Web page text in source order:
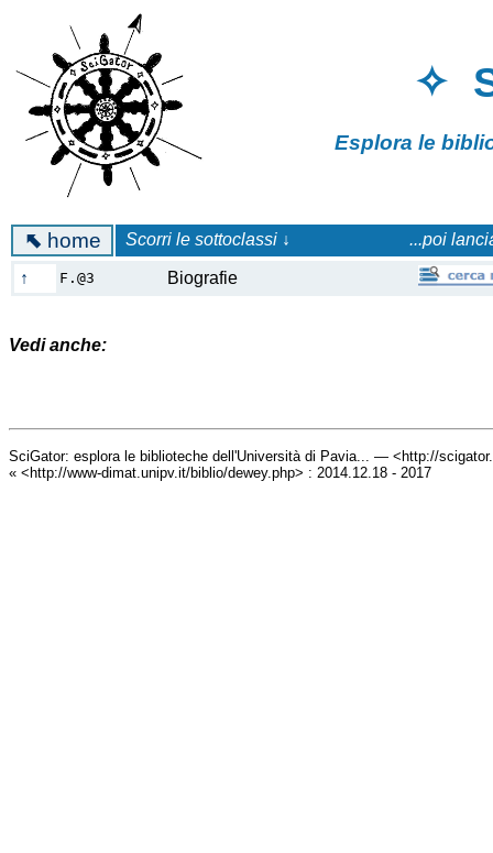
✧
Esplora le
⬉ home Scorri le sottoclassi ↓ ...poi
↑ F.@3 Biografie
Vedi anche:
SciGator: esplora le biblioteche dell'Università di Pavia... — <http://
« <http://www-dimat.unipv.it/biblio/dewey.php> : 2014.12.18 - 2017